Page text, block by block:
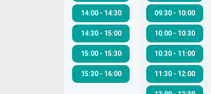
14:00- 14:30
14:30- 15:00
15:00- 15:30
15:30- 16:00
09:30 - 10:00
10:00 - 10:30
10:30 - 11:00
11:30 - 12:00